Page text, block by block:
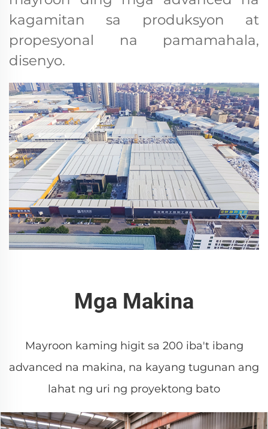
kagamitan sa produksyon at
propesyonal na pamamahala,
disenyo.
Mga Makina
Mayroon kaming higit sa 200 iba't ibang
advanced na makina, na kayang tugunan ang
lahat ng uri ng proyektong bato